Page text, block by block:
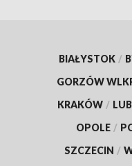
BIAŁYSTOK /
GORZÓW
KRAKÓW /
OPOLE /
SZCZECIN /